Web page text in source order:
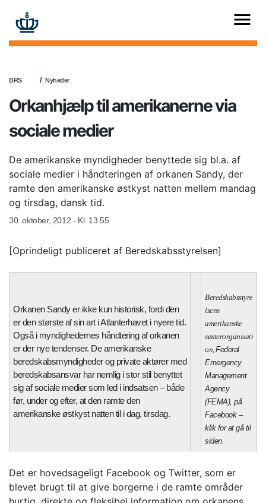
BRS Nyheder
Orkanhjælp til amerikanerne via
sociale medier
De amerikanske myndigheder benyttede sig bl.a. af
sociale medier i håndteringen af orkanen Sandy, der
ramte den amerikanske østkyst natten mellem mandag
og tirsdag, dansk tid.
30. oktober, 2012 - Kl. 13.55
[Oprindeligt publiceret af Beredskabsstyrelsen]
Orkanen Sandy er ikke kun historisk, fordi den
er den største af sin art i Atlanterhavet i nyere tid.
Også i myndighedernes håndtering af orkanen
er der nye tendenser. De amerikanske
beredskabsmyndigheder og private aktører med
beredskabsansvar har nemlig i stor stil benyttet
sig af sociale medier som led i indsatsen – både
før, under og efter, at den ramte den
amerikanske østkyst natten til i dag, tirsdag.
Beredskabsstyre
lsens
amerikanske
søsterorganisati
on,Federal
Emergency
Management
Agency
(FEMA), på
Facebook –
klik for at gå til
siden.
Det er hovedsageligt Facebook og Twitter, som er
blevet brugt til at give borgerne i de ramte områder